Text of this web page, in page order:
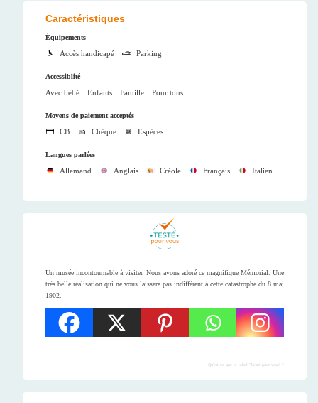
Caractéristiques
Équipements
Accès handicapé Parking
Accessiblité
Avec bébé Enfants Famille Pour tous
Moyens de paiement acceptés
CB Chèque Espèces
Langues parlées
Allemand Anglais Créole Français Italien
Un musée incontournable à visiter. Nous avons adoré ce magnifique Mémorial. Une
très belle réalisation qui ne vous laissera pas indifférent à cette catastrophe du 8 mai
1902.
Qu'est-ce-que le label "Testé pour vous" ?